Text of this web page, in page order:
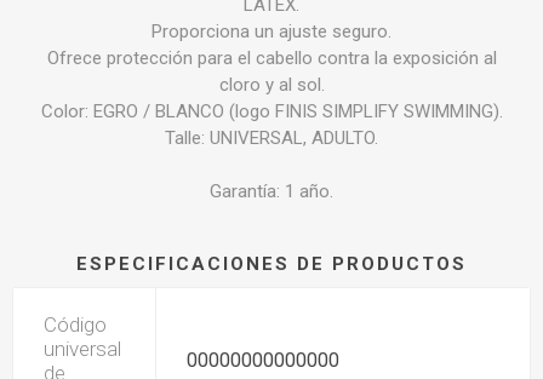
LATEX.
Proporciona un ajuste seguro.
Ofrece protección para el cabello contra la exposición al
cloro y al sol.
Color: EGRO / BLANCO (logo FINIS SIMPLIFY SWIMMING).
Talle: UNIVERSAL, ADULTO.
Garantía: 1 año.
ESPECIFICACIONES DE PRODUCTOS
Código
universal
de
00000000000000